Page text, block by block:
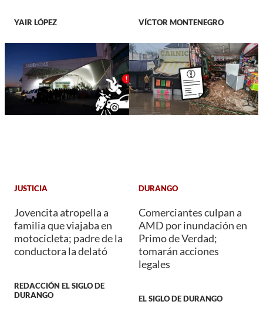
YAIR LÓPEZ VÍCTOR MONTENEGRO
JUSTICIA
Jovencita atropella a
familia que viajaba en
motocicleta; padre de la
conductora la delató
REDACCIÓN EL SIGLO DE
DURANGO
DURANGO
Comerciantes culpan a
AMD por inundación en
Primo de Verdad;
tomarán acciones
legales
EL SIGLO DE DURANGO